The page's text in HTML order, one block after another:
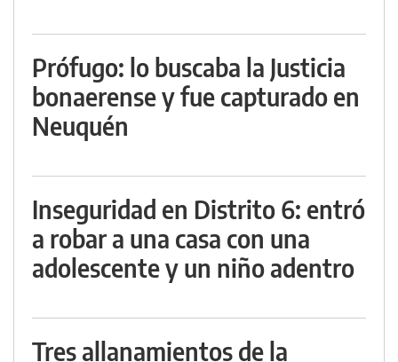
Prófugo: lo buscaba la Justicia
bonaerense y fue capturado en
Neuquén
Inseguridad en Distrito 6: entró
a robar a una casa con una
adolescente y un niño adentro
Tres allanamientos de la